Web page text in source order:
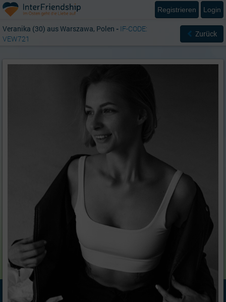
Veranika (30) aus Warszawa, Polen - IF-CODE:
VEW721
Zurück
Registrieren Login